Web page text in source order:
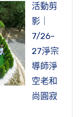
活動剪
影｜
7/26–
27淨宗
導師淨
空老和
尚圓寂